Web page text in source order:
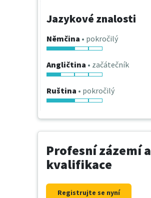
Jazykové znalosti
Němčina • pokročilý
Angličtina • začátečník
Ruština • pokročilý
Profesní zázemí a
kvalifikace
Registrujte se nyní